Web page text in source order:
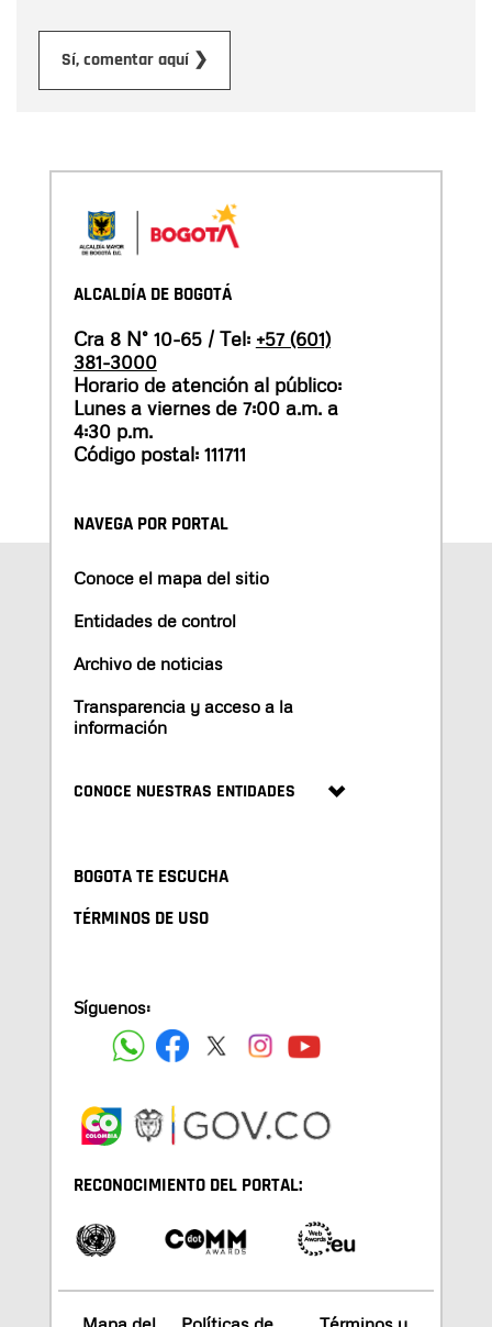
Sí, comentar aquí ❯
ALCALDÍA DE BOGOTÁ
Cra 8 N° 10-65 / Tel: +57 (601)
381-3000
Horario de atención al público:
Lunes a viernes de 7:00 a.m. a
4:30 p.m.
Código postal: 111711
NAVEGA POR PORTAL
Conoce el mapa del sitio
Entidades de control
Archivo de noticias
Transparencia y acceso a la
información
CONOCE NUESTRAS ENTIDADES
BOGOTA TE ESCUCHA
TÉRMINOS DE USO
Síguenos:
RECONOCIMIENTO DEL PORTAL: